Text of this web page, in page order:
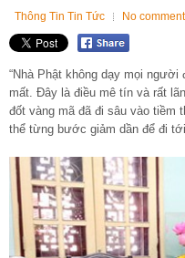
Thông Tin Tin Tức No
“Nhà Phật không dạy mọi
mất. Đây là điều mê tín và rất
đốt vàng mã đã đi sâu vào tiềm
thể từng bước giảm dần để đi